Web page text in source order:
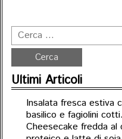
Ultimi Articoli
Insalata fresca estiva
basilico e fagiolini cotti.
Cheesecake fredda al